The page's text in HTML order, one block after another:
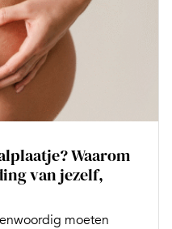
Waarom
van jezelf,
moeten